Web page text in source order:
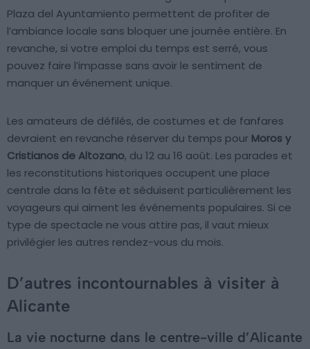
Plaza del Ayuntamiento permettent de profiter de
l’ambiance locale sans bloquer une journée entière. En
revanche, si votre emploi du temps est serré, vous
pouvez faire l’impasse sans avoir le sentiment de
manquer un événement unique.
Les amateurs de défilés, de costumes et de fanfares
devraient en revanche réserver du temps pour Moros y
Cristianos de Altozano, du 12 au 16 août. Les parades et
les reconstitutions historiques occupent une place
centrale dans la fête et séduisent particulièrement les
voyageurs qui aiment les événements populaires. Si ce
type de spectacle ne vous attire pas, il vaut mieux
privilégier les autres rendez-vous du mois.
D’autres incontournables à visiter à
Alicante
La vie nocturne dans le centre-ville d’Alicante